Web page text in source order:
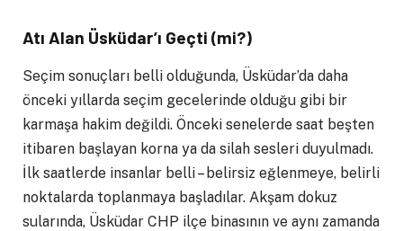
Atı Alan Üsküdar’ı Geçti (mi?)
Seçim sonuçları belli olduğunda, Üsküdar’da daha
önceki yıllarda seçim gecelerinde olduğu gibi bir
karmaşa hakim değildi. Önceki senelerde saat beşten
itibaren başlayan korna ya da silah sesleri duyulmadı.
İlk saatlerde insanlar belli – belirsiz eğlenmeye, belirli
noktalarda toplanmaya başladılar. Akşam dokuz
sularında, Üsküdar CHP ilçe binasının ve aynı zamanda